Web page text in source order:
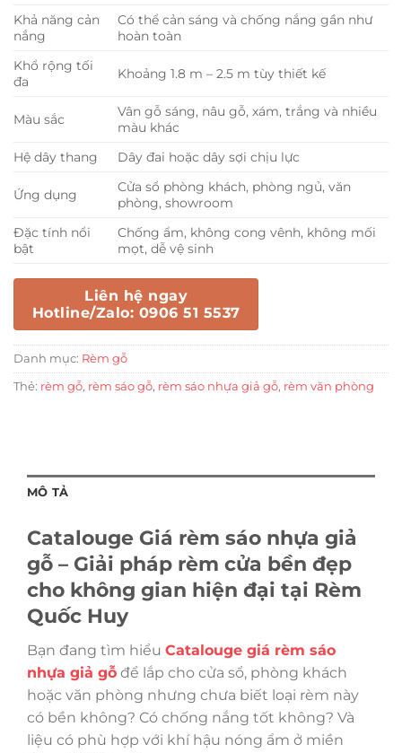
Khả năng cản
nắng
Có thể cản sáng và chống nắng gần như
hoàn toàn
Khổ rộng tối
đa
Khoảng 1.8 m – 2.5 m tùy thiết kế
Màu sắc
Vân gỗ sáng, nâu gỗ, xám, trắng và nhiều
màu khác
Hệ dây thang
Dây đai hoặc dây sợi chịu lực
Ứng dụng
Cửa sổ phòng khách, phòng ngủ, văn
phòng, showroom
Đặc tính nổi
bật
Chống ẩm, không cong vênh, không mối
mọt, dễ vệ sinh
Liên hệ ngay
Hotline/Zalo: 0906 51 5537
Danh mục: Rèm gỗ
Thẻ: rèm gỗ, rèm sáo gỗ, rèm sáo nhựa giả gỗ, rèm văn phòng
MÔ TẢ
Catalouge Giá rèm sáo nhựa giả
gỗ – Giải pháp rèm cửa bền đẹp
cho không gian hiện đại tại Rèm
Quốc Huy
Bạn đang tìm hiểu Catalouge giá rèm sáo
nhựa giả gỗ để lắp cho cửa sổ, phòng khách
hoặc văn phòng nhưng chưa biết loại rèm này
có bền không? Có chống nắng tốt không? Và
liệu có phù hợp với khí hậu nóng ẩm ở miền